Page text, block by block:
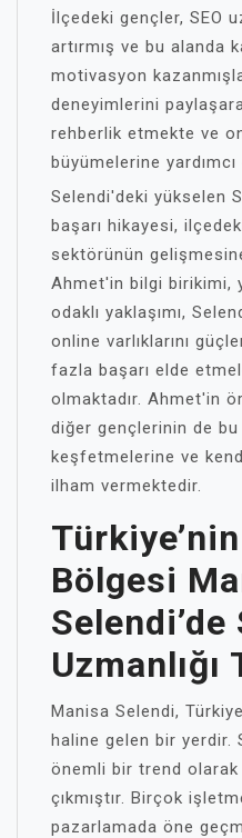
İlçedeki gençler, SEO
artırmış ve bu alanda
motivasyon
deneyimlerini
rehberlik etmekte ve
büyümelerine yardımcı
Selendi'deki yükselen
başarı hikayesi,
sektörünün
Ahmet'in bilgi birikimi,
odaklı yaklaşımı,
online varlıklarını
fazla başarı elde
olmaktadır. Ahmet'in
diğer gençlerinin de
keşfetmelerine ve
ilham vermektedir.
Bölgesi
Selendi’de
Uzmanlığı
Manisa Selendi,
haline gelen bir yerdir.
önemli bir trend olarak
çıkmıştır. Birçok
pazarlamada öne